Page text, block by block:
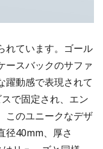
れています。ゴール
ースバックのサファ
躍動感で表現されて
で固定され、エン
このユニークなデザ
径40mm、厚さ